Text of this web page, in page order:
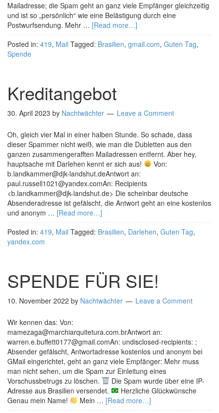
Mailadresse; die Spam geht an ganz viele Empfänger gleichzeitig
und ist so „persönlich“ wie eine Belästigung durch eine
Postwurfsendung. Mehr … [Read more…]
Posted in: 419, Mail Tagged: Brasilien, gmail.com, Guten Tag,
Spende
Kreditangebot
30. April 2023 by Nachtwächter Leave a Comment
Oh, gleich vier Mal in einer halben Stunde. So schade, dass
dieser Spammer nicht weiß, wie man die Dubletten aus den
ganzen zusammengerafften Mailadressen entfernt. Aber hey,
hauptsache mit Darlehen kennt er sich aus!
Von:
b.landkammer@djk-landshut.deAntwort an:
paul.russell1021@yandex.comAn: Recipients
<b.landkammer@djk-landshut.de> Die scheinbar deutsche
Absenderadresse ist gefälscht, die Antwort geht an eine kostenlos
und anonym … [Read more…]
Posted in: 419, Mail Tagged: Brasilien, Darlehen, Guten Tag,
yandex.com
SPENDE FÜR SIE!
10. November 2022 by Nachtwächter Leave a Comment
Wir kennen das: Von:
mamezaga@marchiarquitetura.com.brAntwort an:
warren.e.buffett0177@gmail.comAn: undisclosed-recipients: ;
Absender gefälscht, Antwortadresse kostenlos und anonym bei
GMail eingerichtet, geht an ganz viele Empfänger: Mehr muss
man nicht sehen, um die Spam zur Einleitung eines
Vorschussbetrugs zu löschen.
Die Spam wurde über eine IP-
Adresse aus Brasilien versendet.
Herzliche Glückwünsche
Genau mein Name!
Mein … [Read more…]